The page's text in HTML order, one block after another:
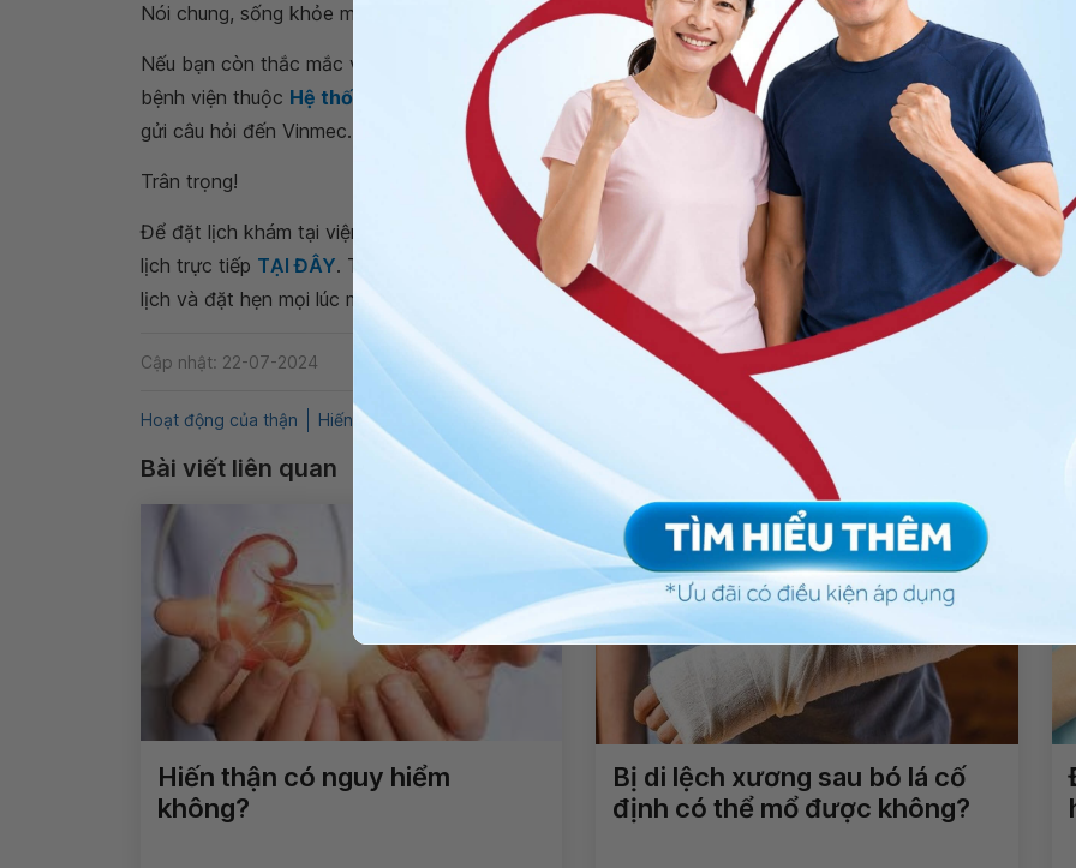
Nói chung, sống khỏe mạnh, thận còn lại có thể thích nghi để đảm bảo hoạt động hiệu quả .
Nếu bạn còn thắc mắc về hiến thận có gây ảnh hưởng hay di chứng gì không, bạn có thể đến
bệnh viện thuộc Hệ thống Y tế Vinmec
để kiểm tra và tư vấn thêm. Cảm ơn bạn đã tin tưởng và
gửi câu hỏi đến Vinmec. Chúc bạn có thật nhiều sức khỏe.
Trân trọng!
Để đặt lịch khám tại viện, Quý khách vui lòng bấm số HOTLINE , đặt mua
hoặc đặt
lịch trực tiếp TẠI ĐÂY. Tải và đặt lịch khám tự động trên ứng dụng My Vinmec để quản lý, theo dõi
lịch và đặt hẹn mọi lúc mọi nơi ngay trên ứng dụng.
Cập nhật: 22-07-2024
Hoạt động của thận Hiến thận Ảnh hưởng sau hiến thận Lưu ý sau hiến thận
Bài viết liên quan
Hiến thận có nguy hiểm
không?
Bị di lệch xương sau bó lá cố
định có thể mổ được không?